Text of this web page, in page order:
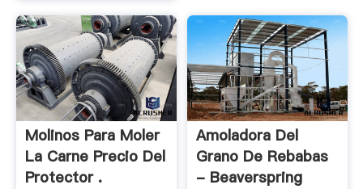
Molinos Para Moler
La Carne Precio Del
Protector .
Amoladora Del
Grano De Rebabas
- Beaverspring